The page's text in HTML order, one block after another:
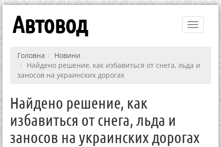
Toggle
Автовод
Головна
Новини
Найдено решение, как избавиться от снега, льда и
заносов на украинских дорогах
Найдено решение, как
избавиться от снега, льда и
заносов на украинских дорогах